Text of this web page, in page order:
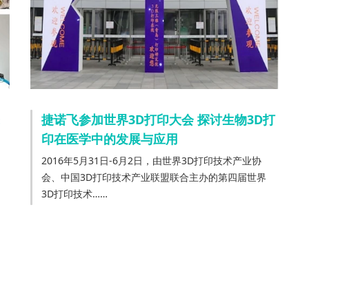
捷诺飞参加世界3D打印大会 探讨生物3D打
印在医学中的发展与应用
2016年5月31日-6月2日，由世界3D打印技术产业协
会、中国3D打印技术产业联盟联合主办的第四届世界
3D打印技术……